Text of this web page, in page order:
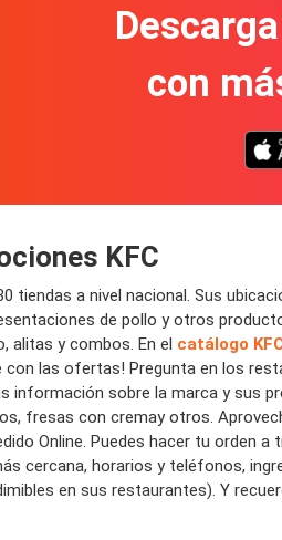
con
KFC
tiendas a nivel nacional. Sus
de pollo y otros
alitas y combos. En el catálogo
con las ofertas! Pregunta en los
información sobre la marca y sus
fresas con cremayotros.
Online. Puedes hacer tu orden a
cercana, horarios y teléfonos,
en sus restaurantes). Y r